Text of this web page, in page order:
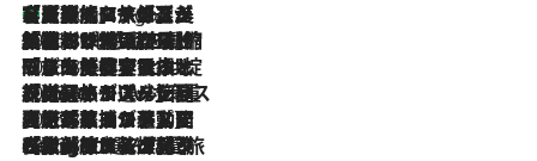
2 Hours Ago
【厳選旅コスメ】「多機能アイテムがメイン！」旅好き美容エディターが選んだ夏旅ベストコスメを発表【Mサイズジップ】
2026.8.6
「荷物が増えるほど旅ストレスは増す」美容ジャーナリストがたどり着いた最終結論。“化粧品を劇的に減らす”感動の凝縮美容とは
2026.8.6
「旅先には金髪ウィッグを持参」日本と同じメイクでは損してる!? 美容ジャーナリストが提案する“掟破りの旅美容”とは
2026.8.6
【厳選旅コスメ】「身軽さ＆UV対策重視！」ヘアアーティストshucoが選んだ夏旅ベストコスメを発表【Mサイズジップ】
2026.8.5
【厳選旅コスメ】国内をあちこち移動する河井菜摘が選んだ夏旅ベストコスメ発表！「リラックスアイテムはマスト」【Mサイズジップ】
2026.8.4
【厳選旅コスメ】「紫外線＆乾燥対策しながらメイク感も！」ヘア＆メイクGeorgeが選んだ夏旅ベストコスメを発表！【Mサイズジップ】